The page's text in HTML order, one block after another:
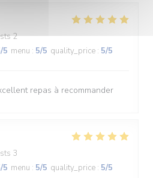
2
/5 menu : 5/5 quality_price : 5/5
repas à recommander
3
/5 menu : 5/5 quality_price : 5/5